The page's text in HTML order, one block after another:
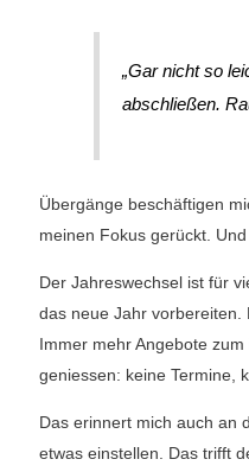
„Gar nicht so
abschließen.
Übergänge beschäftigen
meinen Fokus gerückt.
Der Jahreswechsel ist für
das neue Jahr vorbereiten.
Immer mehr Angebote
geniessen: keine Termine,
Das erinnert mich auch an
etwas einstellen. Das trifft